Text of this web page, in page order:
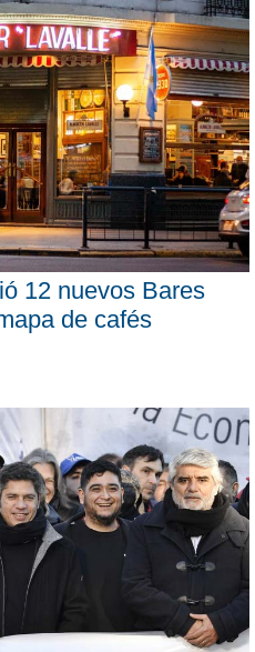
12 nuevos Bares
de cafés